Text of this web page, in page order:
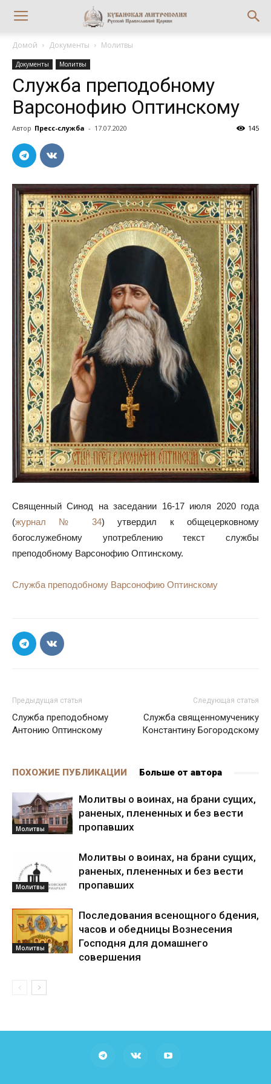
Домой Документы Молитвы
Документы Молитвы
Служба преподобному
Варсонофию Оптинскому
Автор Пресс-служба - 17.07.2020 145
Священный Синод на заседании 16-17 июля 2020 года
(журнал № 34) утвердил к общецерковному
богослужебному употреблению текст службы
преподобному Варсонофию Оптинскому.
Служба преподобному Варсонофию Оптинскому
Предыдущая статья
Служба преподобному
Антонию Оптинскому
Следующая статья
Служба священномученику
Константину Богородскому
ПОХОЖИЕ ПУБЛИКАЦИИ Больше от автора
Молитвы
Молитвы о воинах, на брани сущих,
раненых, плененных и без вести
пропавших
Молитвы
Молитвы о воинах, на брани сущих,
раненых, плененных и без вести
пропавших
Молитвы
Последования всенощного бдения,
часов и обедницы Вознесения
Господня для домашнего
совершения